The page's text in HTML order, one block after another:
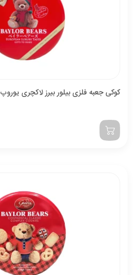
کوکی جعبه فلزی بیلور بیرز لاکچری یوروپ 208 گرمی